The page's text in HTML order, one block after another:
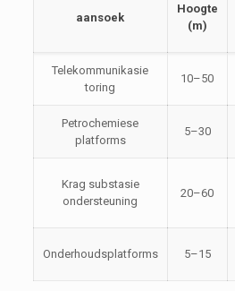
aansoek
Hoogte
(m)
Telekommunikasie
toring
10–50
Petrochemiese
platforms
5–30
Krag substasie
ondersteuning
20–60
Onderhoudsplatforms 5–15